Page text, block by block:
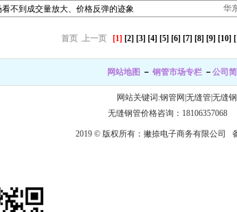
看不到成交量放大、价格反弹的迹象
华
首页 上一页 [1] [2] [3] [4] [5] [6] [7] [8] [9] [10]
网站地图 － 钢管市场专栏 －公司
网站关键词:钢管网 无缝管|无缝
无缝钢管价格咨询：18106357068
2019 © 版权所有：撇捺电子商务有限公司